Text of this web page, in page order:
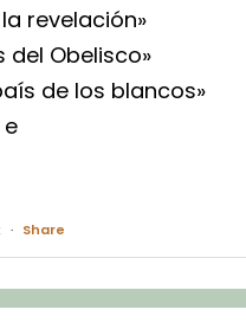
la revelación»
del Obelisco»
de los blancos»
e
· Share
de Barcelona